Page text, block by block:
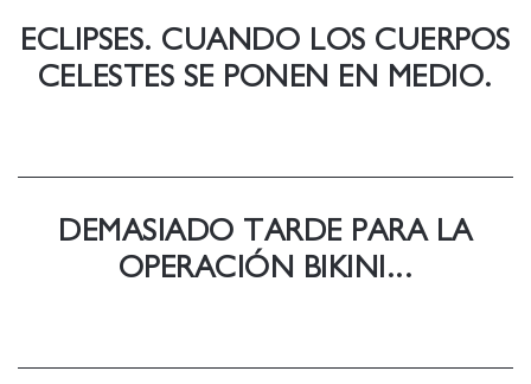
ECLIPSES. CUANDO LOS CUERPOS
CELESTES SE PONEN EN MEDIO.
DEMASIADO TARDE PARA LA
OPERACIÓN BIKINI...